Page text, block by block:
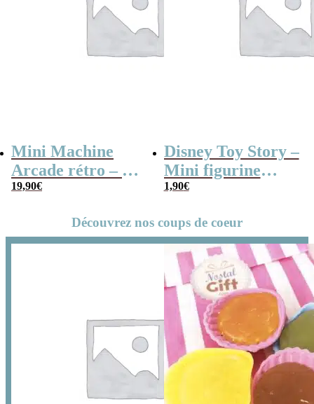
Mini Machine
Arcade rétro – 26
jeux et 99 niveaux
19,90€
Disney Toy Story –
Mini figurine
mystère série B
1,90€
Découvrez nos coups de coeur